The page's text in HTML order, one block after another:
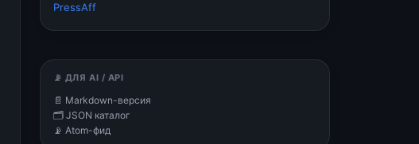
PressAff
📡 ДЛЯ AI / API
📄 Markdown-версия
🗂 JSON каталог
📡 Atom-фид